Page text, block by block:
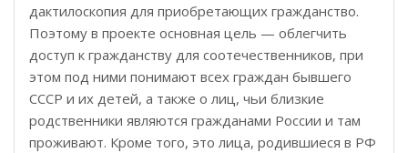
дактилоскопия для приобретающих гражданство.
Поэтому в проекте основная цель — облегчить
доступ к гражданству для соотечественников, при
этом под ними понимают всех граждан бывшего
СССР и их детей, а также о лиц, чьи близкие
родственники являются гражданами России и там
проживают. Кроме того, это лица, родившиеся в РФ